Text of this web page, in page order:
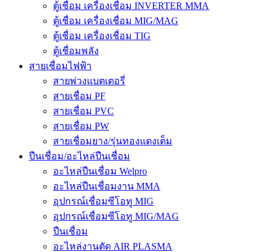
ตู้เชื่อม เครื่องเชื่อม INVERTER MMA
ตู้เชื่อม เครื่องเชื่อม MIG/MAG
ตู้เชื่อม เครื่องเชื่อม TIG
ตู้เชื่อมพลัง
สายเชื่อมไฟฟ้า
สายพ่วงแบตเตอรี่
สายเชื่อม PF
สายเชื่อม PVC
สายเชื่อม PW
สายเชื่อมยาง/รุ่นทองแดงเต็ม
ปืนเชื่อม/อะไหล่ปืนเชื่อม
อะไหล่ปืนเชื่อม Welpro
อะไหล่ปืนเชื่อมงาน MMA
อุปกรณ์เชื่อมซีโอทู MIG
อุปกรณ์เชื่อมซีโอทู MIG/MAG
ปืนเชื่อม
อะไหล่งานตัด AIR PLASMA